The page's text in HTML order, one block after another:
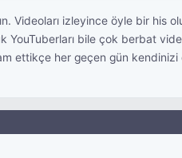
Videoları izleyince öyle bir his
YouTuberları bile çok berbat
ettikçe her geçen gün